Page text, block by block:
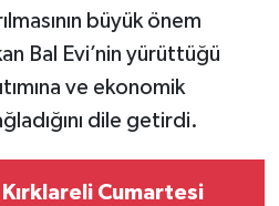
büyük önem
Bal Evi’nin yürüttüğü
ve ekonomik
dile getirdi.
Kırklareli Cumartesi